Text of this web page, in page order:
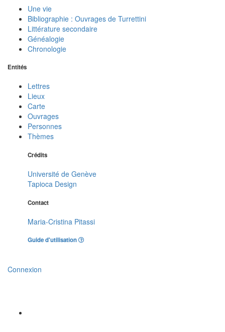
Une vie
Bibliographie : Ouvrages de Turrettini
Littérature secondaire
Généalogie
Chronologie
Entités
Lettres
Lieux
Carte
Ouvrages
Personnes
Thèmes
Crédits
Université de Genève
Tapioca Design
Contact
Maria-Cristina Pitassi
Guide d'utilisation
Connexion